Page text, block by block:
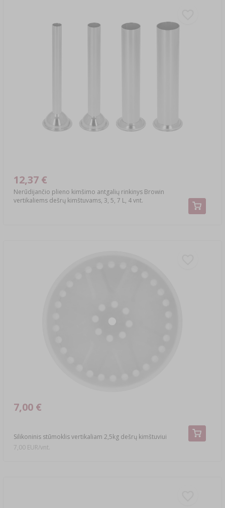
Nerūdijančio plieno kimšimo antgalių rinkinys Browin
vertikaliems dešrų kimštuvams, 3, 5, 7 L, 4 vnt.
12,37 €
Silikoninis stūmoklis vertikaliam 2,5kg dešrų kimštuviui
7,00 €
7,00 EUR/vnt.